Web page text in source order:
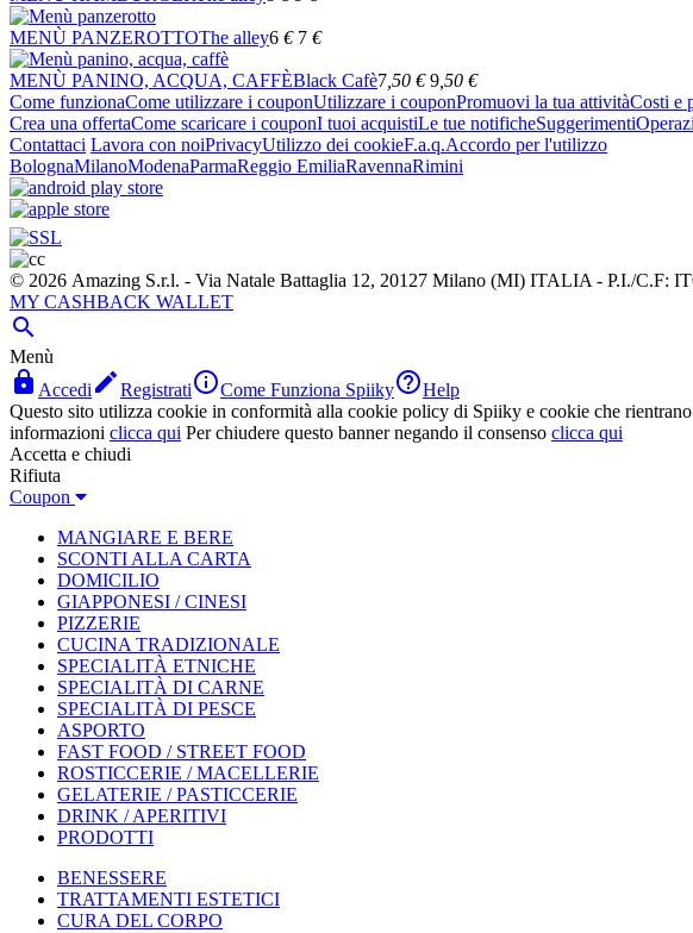
MENÙ PANZEROTTOThe alley6 € 7 €
MENÙ PANINO, ACQUA, CAFFÈBlack Cafè7 ,50 € 9 ,50 €
Come funzionaCome utilizzare i couponUtilizzare i couponPromuovi la tua attivitàCosti e
Crea una offertaCome scaricare i couponI tuoi acquistiLe tue notificheSuggerimenti
Contattaci Lavora con noiPrivacyUtilizzo dei cookieF.a.q.Accordo per l'utilizzo
BolognaMilanoModenaParmaReggio EmiliaRavennaRimini
© 2026 Amazing S.r.l. - Via Natale Battaglia 12, 20127 Milano (MI) ITALIA - P.I./C.F:
MY CASHBACK WALLET

Menù
 Accedi RegistratiCome Funziona SpiikyHelp
Questo sito utilizza cookie in conformità alla cookie policy di Spiiky e cookie che
informazioni clicca qui Per chiudere questo banner negando il consenso clicca qui
Accetta e chiudi
Rifiuta
Coupon
MANGIARE E BERE
SCONTI ALLA CARTA
DOMICILIO
GIAPPONESI / CINESI
PIZZERIE
CUCINA TRADIZIONALE
SPECIALITÀ ETNICHE
SPECIALITÀ DI CARNE
SPECIALITÀ DI PESCE
ASPORTO
FAST FOOD / STREET FOOD
ROSTICCERIE / MACELLERIE
GELATERIE / PASTICCERIE
DRINK / APERITIVI
PRODOTTI
BENESSERE
TRATTAMENTI ESTETICI
CURA DEL CORPO